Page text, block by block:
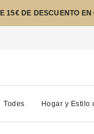
15€ DE DESCUENTO
Todes Hogar y Estilo